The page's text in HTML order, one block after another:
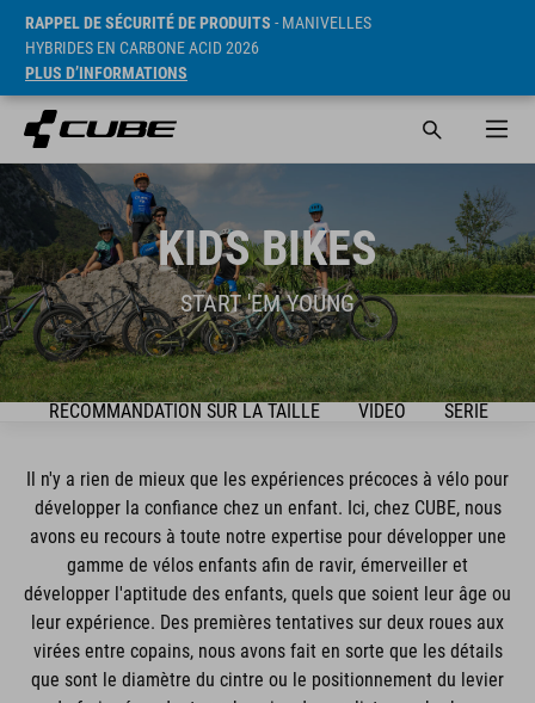
RAPPEL DE SÉCURITÉ DE PRODUITS - MANIVELLES
HYBRIDES EN CARBONE ACID 2026
PLUS D’INFORMATIONS
KIDS BIKES
START 'EM YOUNG
RECOMMANDATION SUR LA TAILLE VIDEO SÉRIE
Il n'y a rien de mieux que les expériences précoces à vélo pour
développer la confiance chez un enfant. Ici, chez CUBE, nous
avons eu recours à toute notre expertise pour développer une
gamme de vélos enfants afin de ravir, émerveiller et
développer l'aptitude des enfants, quels que soient leur âge ou
leur expérience. Des premières tentatives sur deux roues aux
virées entre copains, nous avons fait en sorte que les détails
que sont le diamètre du cintre ou le positionnement du levier